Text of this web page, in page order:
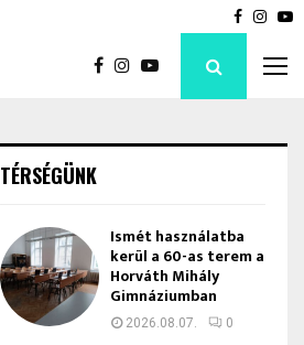
Bod
TÉRSÉGÜNK
Ismét használatba
kerül a 60-as terem a
Horváth Mihály
Gimnáziumban
2026.08.07. 0